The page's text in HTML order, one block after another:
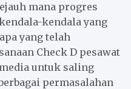
mana progres
kendala yang
yang telah
Check D pesawat
untuk saling
permasalahan